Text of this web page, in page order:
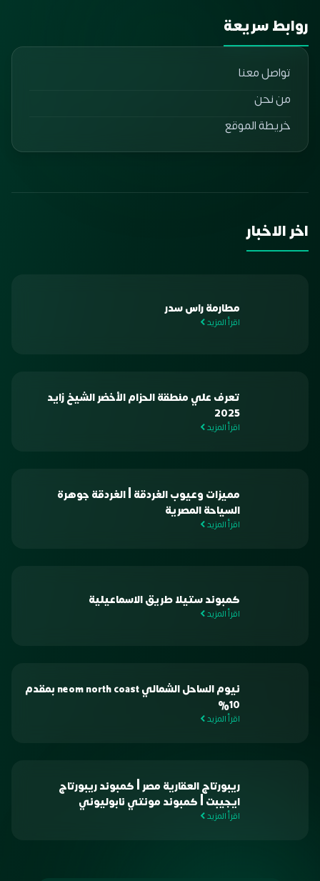
روابط سريعة
تواصل معنا
من نحن
خريطة الموقع
اخر الاخبار
مطارمة راس سدر
اقرأ المزيد
تعرف علي منطقة الحزام الأخضر الشيخ زايد
2025
اقرأ المزيد
مميزات وعيوب الغردقة | الغردقة جوهرة
السياحة المصرية
اقرأ المزيد
كمبوند ستيلا طريق الاسماعيلية
اقرأ المزيد
نيوم الساحل الشمالي neom north coast بمقدم
10%
اقرأ المزيد
ريبورتاج العقارية مصر | كمبوند ريبورتاج
ايجيبت | كمبوند مونتي نابوليوني
اقرأ المزيد